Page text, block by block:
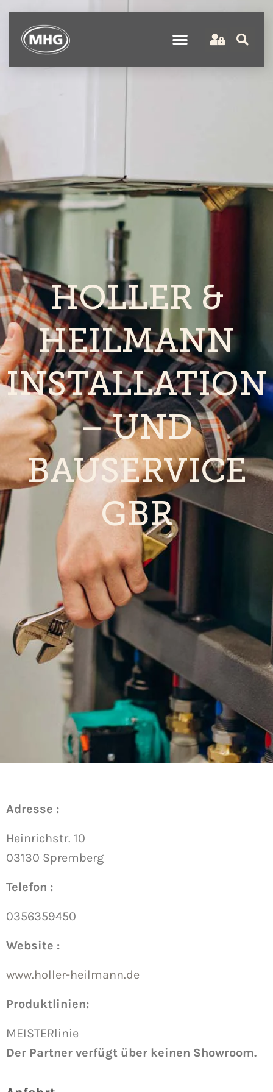
HOLLER &
HEILMANN
INSTALLATION
– UND
BAUSERVICE
GBR
Adresse :
Heinrichstr. 10
03130 Spremberg
Telefon :
0356359450
Website :
www.holler-heilmann.de
Produktlinien:
MEISTERlinie
Der Partner verfügt über keinen Showroom.